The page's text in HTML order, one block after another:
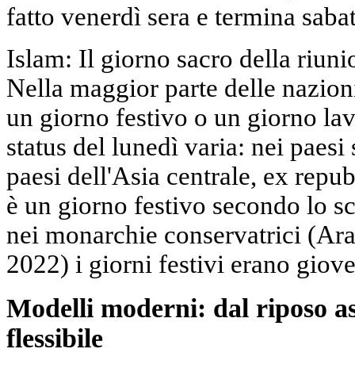
fatto venerdì sera e termina
Islam: Il giorno sacro della
Nella maggior parte delle
un giorno festivo o un giorno
status del lunedì varia: nei
paesi dell'Asia centrale, ex
è un giorno festivo secondo lo
nei monarchie conservatrici
2022) i giorni festivi erano
Modelli moderni: dal riposo
flessibile